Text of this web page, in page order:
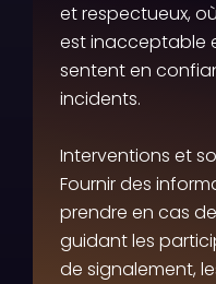
et respectueux,
est inacceptable
sentent en
incidents.
Interventions et
Fournir des
prendre en cas
guidant les
de signalement,